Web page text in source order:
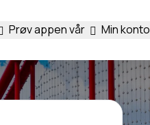
Prøv appen vår Min konto